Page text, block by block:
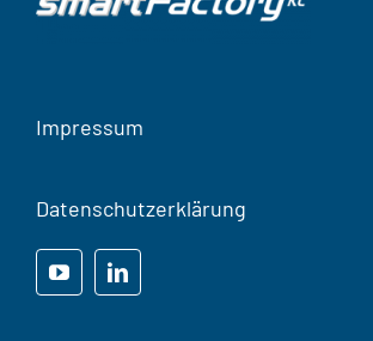
Impressum
Datenschutzerklärung